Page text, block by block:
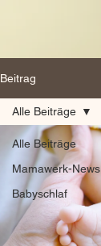
Beitrag
Alle Beiträge
Mamawerk-News
Babyschlaf
Alle Beiträge